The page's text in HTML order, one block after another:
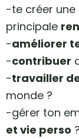
-te créer
principale
-améliorer
-contribuer
-travailler
monde ?
-gérer ton
et vie perso ?